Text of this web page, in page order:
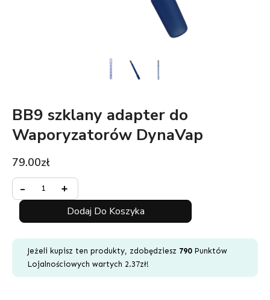
BB9 szklany adapter do
Waporyzatorów DynaVap
79.00zł
Minus
Quantity
-
ilość
BB9
adapter
do
Waporyzatorów
DynaVap
Plus
Quantity
+
Dodaj Do Koszyka
Jeżeli kupisz ten produkty, zdobędziesz 790Punktów
Lojalnościowych wartych 2.37zł!